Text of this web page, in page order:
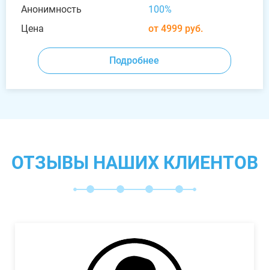
Анонимность
100%
Цена
от 4999 руб.
Подробнее
ОТЗЫВЫ НАШИХ КЛИЕНТОВ